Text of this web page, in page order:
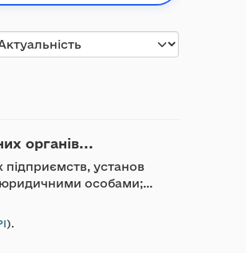
органів...
підприємств, установ
юридичними особами;...
).